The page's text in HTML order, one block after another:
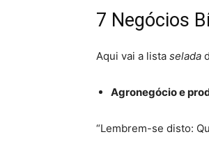
7 Negócios
Aqui vai a lista selada
Agronegócio e
“Lembrem-se disto: